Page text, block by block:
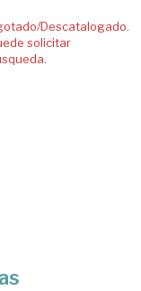
Descatalogado.
solicitar